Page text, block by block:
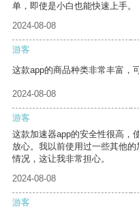
单，即使是小白也能快速上手。
2024-08-08
游客
这款app的商品种类非常丰富，
2024-08-08
游客
这款加速器app的安全性很高，
放心。我以前使用过一些其他
情况，这让我非常担心。
2024-08-08
游客